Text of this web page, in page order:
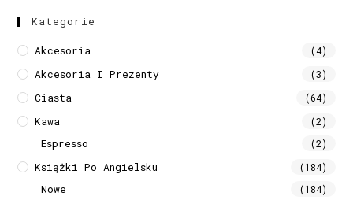
Kategorie
Akcesoria (4)
Akcesoria I Prezenty (3)
Ciasta (64)
Kawa (2)
Espresso (2)
Książki Po Angielsku (184)
Nowe (184)